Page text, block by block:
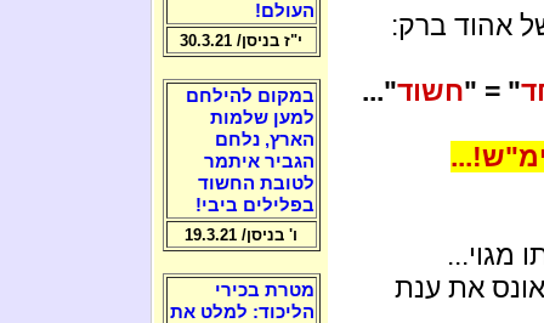
אהוד ברק:
" = "חשוד"...
מגוי...
את ענת
העולם!
י"ז בניסן/ 30.3.21
במקום להילחם
למען שלמות
הארץ, נלחם
הגביר איתמר
לטובת החשוד
בפלילים ביבי!
ו' בניסן/ 19.3.21
מטרת בכירי
הליכוד: למלט את